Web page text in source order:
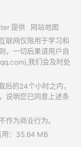
提供
网站地图
联网仅限用于学习和
，一切后果请用户自
我们会及时处
的24个小时之内，
说明您已同意上述条
作为商业行为。
用：35.64 MB